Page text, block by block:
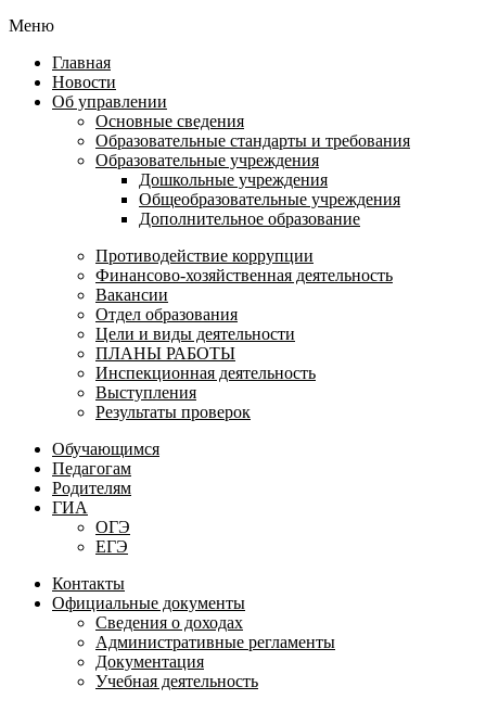
Меню
Главная
Новости
Об управлении
Основные сведения
Образовательные стандарты и требования
Образовательные учреждения
Дошкольные учреждения
Общеобразовательные учреждения
Дополнительное образование
Противодействие коррупции
Финансово-хозяйственная деятельность
Вакансии
Отдел образования
Цели и виды деятельности
ПЛАНЫ РАБОТЫ
Инспекционная деятельность
Выступления
Результаты проверок
Обучающимся
Педагогам
Родителям
ГИА
ОГЭ
ЕГЭ
Контакты
Официальные документы
Сведения о доходах
Административные регламенты
Документация
Учебная деятельность